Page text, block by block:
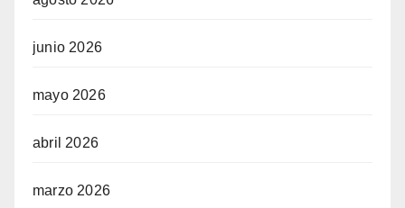
junio 2026
mayo 2026
abril 2026
marzo 2026